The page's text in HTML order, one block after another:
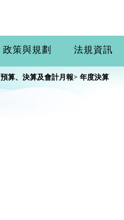
政策與規劃 法規資訊
預算、決算及會計月報> 年度決算